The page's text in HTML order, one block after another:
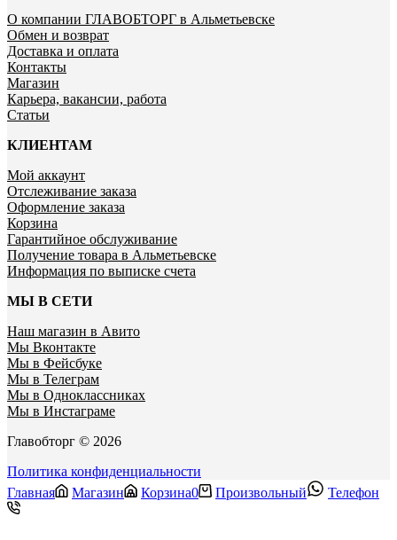
О компании ГЛАВОБТОРГ в Альметьевске
Обмен и возврат
Доставка и оплата
Контакты
Магазин
Карьера, вакансии, работа
Статьи
КЛИЕНТАМ
Мой аккаунт
Отслеживание заказа
Оформление заказа
Корзина
Гарантийное обслуживание
Получение товара в Альметьевске
Информация по выписке счета
МЫ В СЕТИ
Наш магазин в Авито
Мы Вконтакте
Мы в Фейсбуке
Мы в Телеграм
Мы в Одноклассниках
Мы в Инстаграме
Главобторг © 2026
Политика конфиденциальности
Главная
Магазин Корзина0 Произвольный Телефон